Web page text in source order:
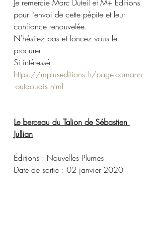
Je remercie Marc Duteil et M+ Éditions
pour l’envoi de cette pépite et leur
confiance renouvelée.
N’hésitez pas et foncez vous le
procurer.
Si intéressé :
https://mpluseditions.fr/page-comann--
-outaouais.html
Le berceau du Talion de Sébastien
Jullian
Éditions : Nouvelles Plumes
Date de sortie : 02 janvier 2020